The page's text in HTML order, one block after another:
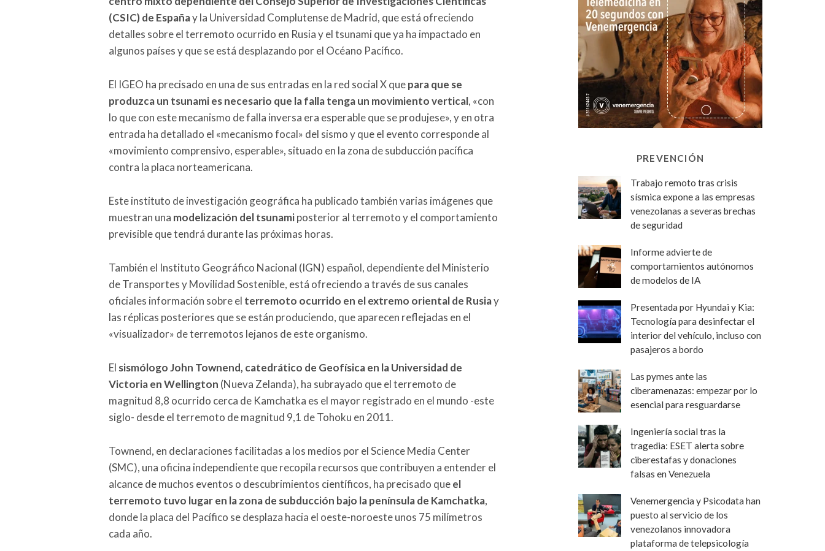
(CSIC) de Españay la Universidad Complutense de Madrid, que está ofreciendo
detalles sobre el terremoto ocurrido en Rusia y el tsunami que ya ha impactado en
algunos países y que se está desplazando por el Océano Pacífico.
El IGEO ha precisado en una de sus entradas en la red social X quepara que se
produzca un tsunami es necesario que la falla tenga un movimiento vertical, «con
lo que con este mecanismo de falla inversa era esperable que se produjese», y en otra
entrada ha detallado el «mecanismo focal» del sismo y que el evento corresponde al
«movimiento comprensivo, esperable», situado en la zona de subducción pacífica
contra la placa norteamericana.
Este instituto de investigación geográfica ha publicado también varias imágenes que
muestran una modelización del tsunamiposterior al terremoto y el comportamiento
previsible que tendrá durante las próximas horas.
También el Instituto Geográfico Nacional (IGN) español, dependiente del Ministerio
de Transportes y Movilidad Sostenible, está ofreciendo a través de sus canales
oficiales información sobre el terremoto ocurrido en el extremo oriental de Rusiay
las réplicas posteriores que se están produciendo, que aparecen reflejadas en el
«visualizador» de terremotos lejanos de este organismo.
El sismólogo John Townend, catedrático de Geofísica en la Universidad de
Victoria en Wellington (Nueva Zelanda), ha subrayado que el terremoto de
magnitud 8,8 ocurrido cerca de Kamchatka es el mayor registrado en el mundo -este
siglo- desde el terremoto de magnitud 9,1 de Tohoku en 2011.
Townend, en declaraciones facilitadas a los medios por el Science Media Center
(SMC), una oficina independiente que recopila recursos que contribuyen a entender el
alcance de muchos eventos o descubrimientos científicos, ha precisado queel
terremoto tuvo lugar en la zona de subducción bajo la península de Kamchatka,
donde la placa del Pacífico se desplaza hacia el oeste-noroeste unos 75 milímetros
cada año.
PREVENCIÓN
Trabajo remoto tras crisis
sísmica expone a las empresas
venezolanas a severas brechas
de seguridad
Informe advierte de
comportamientos autónomos
de modelos de IA
Presentada por Hyundai y Kia:
Tecnología para desinfectar el
interior del vehículo, incluso con
pasajeros a bordo
Las pymes ante las
ciberamenazas: empezar por lo
esencial para resguardarse
Ingeniería social tras la
tragedia: ESET alerta sobre
ciberestafas y donaciones
falsas en Venezuela
Venemergencia y Psicodata han
puesto al servicio de los
venezolanos innovadora
plataforma de telepsicología